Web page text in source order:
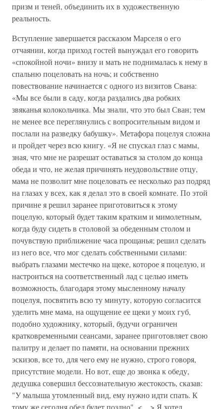
призм и теней, объединить их в художественную
реальность.
Вступление завершается рассказом Марселя о его
отчаянии, когда приход гостей вынуждал его говорить
«спокойной ночи» внизу и мать не поднималась к нему в
спальню поцеловать на ночь; и собственно
повествование начинается с одного из визитов Свана:
«Мы все были в саду, когда раздались два робких
звяканья колокольчика. Мы знали, что это был Сван; тем
не менее все переглянулись с вопросительным видом и
послали на разведку бабушку». Метафора поцелуя сложна
и пройдет через всю книгу. «Я не спускал глаз с мамы,
зная, что мне не разрешат оставаться за столом до конца
обеда и что, не желая причинять неудовольствие отцу,
мама не позволит мне поцеловать ее несколько раз подряд
на глазах у всех, как я делал это в своей комнате. По этой
причине я решил заранее приготовиться к этому
поцелую, который будет таким кратким и мимолетным,
когда буду сидеть в столовой за обеденным столом и
почувствую приближение часа прощанья; решил сделать
из него все, что мог сделать собственными силами:
выбрать глазами местечко на щеке, которое я поцелую, и
настроиться на соответственный лад с целью иметь
возможность, благодаря этому мысленному началу
поцелуя, посвятить всю ту минуту, которую согласится
уделить мне мама, на ощущение ее щеки у моих губ,
подобно художнику, который, будучи ограничен
кратковременными сеансами, заранее приготовляет свою
палитру и делает по памяти, на основании прежних
эскизов, все то, для чего ему не нужно, строго говоря,
присутствие модели. Но вот, еще до звонка к обеду,
дедушка совершил бессознательную жестокость, сказав:
"У малыша утомленный вид, ему нужно идти спать. К
тому же сегодня обед будет поздно". <…> Я хотел